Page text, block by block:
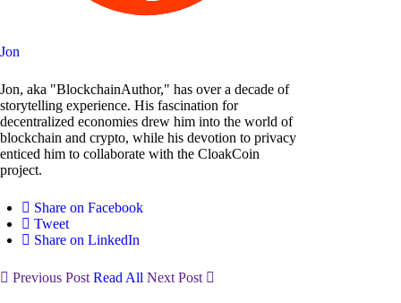
Jon
Jon, aka "BlockchainAuthor," has over a decade of
storytelling experience. His fascination for
decentralized economies drew him into the world of
blockchain and crypto, while his devotion to privacy
enticed him to collaborate with the CloakCoin
project.
Share on Facebook
Tweet
Share on LinkedIn
Previous Post Read All Next Post